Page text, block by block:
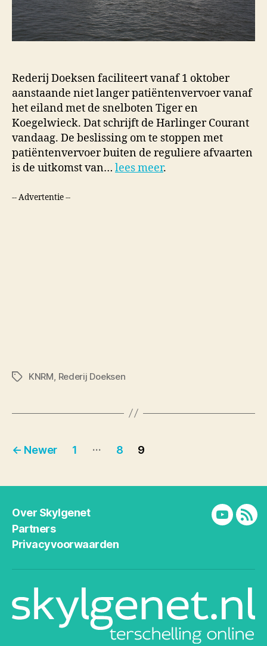
Rederij Doeksen faciliteert vanaf 1 oktober
aanstaande niet langer patiëntenvervoer vanaf
het eiland met de snelboten Tiger en
Koegelwieck. Dat schrijft de Harlinger Courant
vandaag. De beslissing om te stoppen met
patiëntenvervoer buiten de reguliere afvaarten
is de uitkomst van… lees meer.
-- Advertentie --
TagsKNRM, Rederij Doeksen
Berichten
← Newer 1 … 8 9
Over Skylgenet
Partners
Privacyvoorwaarden
YouTube
RSS